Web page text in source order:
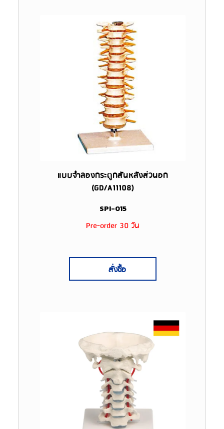
แบบจำลองกระดูกสันหลังส่วนอก
(GD/A11108)
SPI-015
Pre-order 30 วัน
สั่งซื้อ